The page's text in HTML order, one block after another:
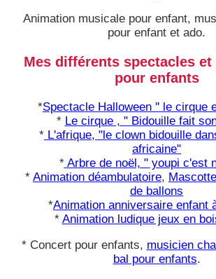
Animation musicale pour enfant,
pour enfant et ado.
Mes différents spectacles
pour enfants
*Spectacle Halloween '' le cirque
* Le cirque , " Bidouille fait
* L'afrique, "le clown bidouille
africaine"
*Arbre de noël, " youpi c'est
* Animation déambulatoire,
de ballons
*Animation anniversaire enfant
* Animation ludique jeux en
* Concert pour enfants, musicien
bal pour enfants.